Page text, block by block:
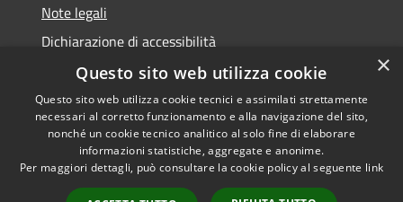
Note legali
Dichiarazione di accessibilità
Accessibilità
Privacy
Copyright © 2026 • Comune di
Conca dei Marini • Powered by
Municipium•Accesso
redazione
×
Questo sito web utilizza cookie
Questo sito web utilizza cookie tecnici e assimilati strettamente
necessari al corretto funzionamento e alla navigazione del sito,
nonché un cookie tecnico analitico al solo fine di elaborare
informazioni statistiche, aggregate e anonime.
Per maggiori dettagli, può consultare la cookie policy al seguente link